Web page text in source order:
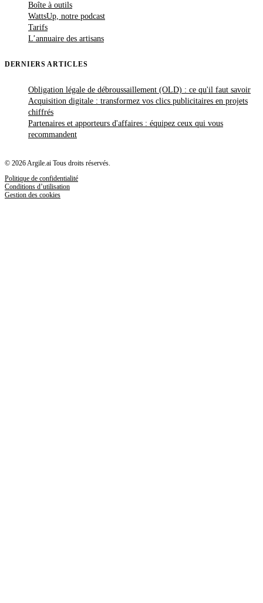
Boîte à outils
WattsUp, notre podcast
Tarifs
L’annuaire des artisans
DERNIERS ARTICLES
Obligation légale de débroussaillement (OLD) : ce qu'il faut savoir
Acquisition digitale : transformez vos clics publicitaires en projets
chiffrés
Partenaires et apporteurs d'affaires : équipez ceux qui vous
recommandent
© 2026 Argile.ai Tous droits réservés.
Politique de confidentialité
Conditions d’utilisation
Gestion des cookies